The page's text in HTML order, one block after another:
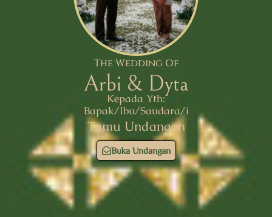
The Wedding Of
Arbi & Dyta
Kepada Yth:
Bapak/Ibu/Saudara/i
Tamu Undangan
Buka Undangan